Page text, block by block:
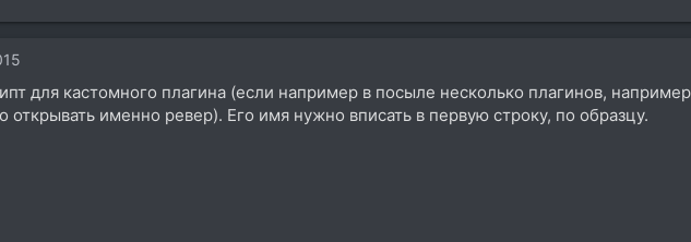
для кастомного плагина (если например в посыле несколько плагинов,
открывать именно ревер). Его имя нужно вписать в первую строку, по образцу.